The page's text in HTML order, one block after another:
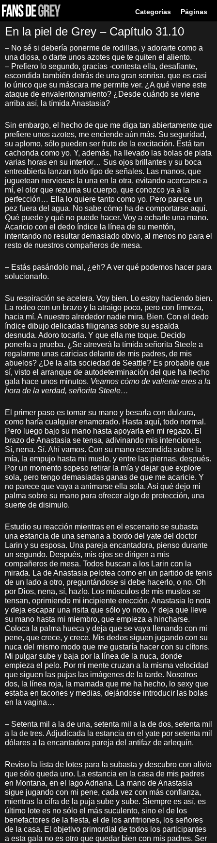
Categorías Páginas
En la piel de Grey – Capítulo 31.10
– No sé si debería ponerme de rodillas, y adorarte como a
una diosa, o darte unos azotes que te quiten el aliento.
– Prefiero lo segundo, gracias -contesta ella, desafiante,
escondida también detrás de una gran sonrisa, que es casi
lo único que su máscara me permite ver. ¿A qué viene este
ataque de envalentonamiento? ¿Desde cuándo se viene
arriba así, la tímida Anastasia?
Sin embargo, el hecho de que me diga tan abiertamente que
prefiere unos azotes, me enciende aún más. Su seguridad,
su aplomo, sólo pueden ser fruto de la excitación. Está tan
cachonda como yo. Y, además, ha llevado las bolas de plata
varias horas en su interior… Sus ojos brillantes y su boca
entreabierta lanzan todo tipo de señales. Las manos, que
juguetean nerviosas la una en la otra, evitando acercarse a
mí, el olor que rezuma su cuerpo, que conozco ya a la
perfección… Ella lo quiere tanto como yo. Pero parece un
pez fuera del agua. No sabe cómo ha de comportarse aquí.
Qué puede y qué no puede hacer. Voy a echarle una mano.
Acaricio con el dedo índice la línea de su mentón,
intentando no resultar demasiado obvio, al menos no para el
resto de nuestros compañeros de mesa.
– Estás pasándolo mal, ¿eh? A ver qué podemos hacer para
solucionarlo.
Su respiración se acelera. Voy bien. Lo estoy haciendo bien.
La rodeo con un brazo y la atraigo poco, pero con firmeza,
hacia mí. A nuestro alrededor nadie mira. Bien. Con el dedo
índice dibujo delicadas filigranas sobre su espalda
desnuda. Adoro tocarla. Y que ella me toque. Decido
ponerla a prueba. ¿Se atreverá la tímida señorita Steele a
regalarme unas caricias delante de mis padres, de mis
abuelos? ¿De la alta sociedad de Seattle? Es probable que
sí, visto el arranque de autodeterminación del que ha hecho
gala hace unos minutos. Veamos cómo de valiente eres a la
hora de la verdad, señorita Steele…
El primer paso es tomar su mano y besarla con dulzura,
como haría cualquier enamorado. Hasta aquí, todo normal.
Pero luego bajo su mano hasta apoyarla en mi regazo. El
brazo de Anastasia se tensa, adivinando mis intenciones.
Sí, nena. Sí. Ahí vamos. Con su mano escondida sobre la
mía, la empujo hasta mi muslo, y entre las piernas, después.
Por un momento sopeso retirar la mía y dejar que explore
sola, pero tengo demasiadas ganas de que me acaricie. Y
no parece que vaya a animarse ella sola. Así qué dejo mi
palma sobre su mano para ofrecer algo de protección, una
suerte de disimulo.
Estudio su reacción mientras en el escenario se subasta
una estancia de una semana a bordo del yate del doctor
Larin y su esposa. Una pareja encantadora, pienso durante
un segundo. Después, mis ojos se dirigen a mis
compañeros de mesa. Todos buscan a los Larin con la
mirada. La de Anastasia pelotea como en un partido de tenis
de un lado a otro, preguntándose si debe hacerlo, o no. Oh
por Dios, nena, sí, hazlo. Los músculos de mis muslos se
tensan, oprimiendo mi incipiente erección. Anastasia lo nota
y deja escapar una risita que sólo yo noto. Y deja que lleve
su mano hasta mi miembro, que empieza a hincharse.
Coloca la palma hueca y deja que se vaya llenando con mi
pene, que crece, y crece. Mis dedos siguen jugando con su
nuca del mismo modo que me gustaría hacer con su clítoris.
Mi pulgar sube y baja por la línea de la nuca, donde
empieza el pelo. Por mi mente cruzan a la misma velocidad
que siguen las pujas las imágenes de la tarde. Nosotros
dos, la línea roja, la mamada que me ha hecho, lo sexy que
estaba en tacones y medias, dejándose introducir las bolas
en la vagina…
– Setenta mil a la de una, setenta mil a la de dos, setenta mil
a la de tres. Adjudicada la estancia en el yate por setenta mil
dólares a la encantadora pareja del antifaz de arlequín.
Reviso la lista de lotes para la subasta y descubro con alivio
que sólo queda uno. La estancia en la casa de mis padres
en Montana, en el lago Adriana. La mano de Anastasia
sigue jugando con mi pene, cada vez con más confianza,
mientras la cifra de la puja sube y sube. Siempre es así, es
último lote es no sólo el más suculento, sino el de los
benefactores de la fiesta, el de los anfitriones, los señores
de la casa. El objetivo primordial de todos los participantes
a esta gala no es otro que quedar bien con mis padres. Ser